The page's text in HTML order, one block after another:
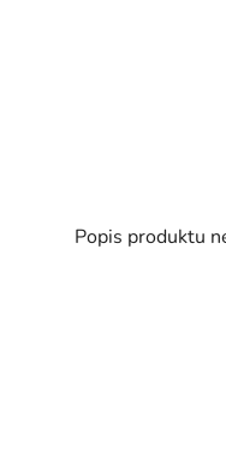
Popis produktu